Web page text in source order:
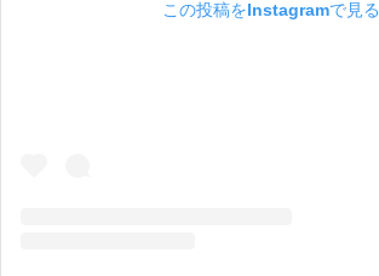
この投稿をInstagramで見る